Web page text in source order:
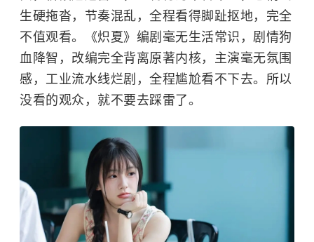
生硬拖沓，节奏混乱，全程看得脚趾抠地，完全
不值观看。《炽夏》编剧毫无生活常识，剧情狗
血降智，改编完全背离原著内核，主演毫无氛围
感，工业流水线烂剧，全程尴尬看不下去。所以
没看的观众，就不要去踩雷了。